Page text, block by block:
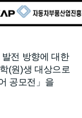
전 방향에 대한
(원)생 대상으로
공모전」을